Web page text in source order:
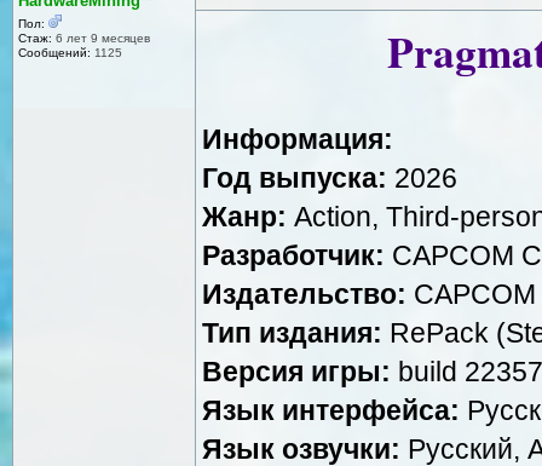
Пол:
Стаж: 6 лет 9 месяцев
Сообщений: 1125
Информация:
Год выпуска: 2026
Жанр: Action, Third-
Разработчик: CAPCOM
Издательство:
Тип издания: RePack
Версия игры: build
Язык интерфейса:
Язык озвучки: Русский,